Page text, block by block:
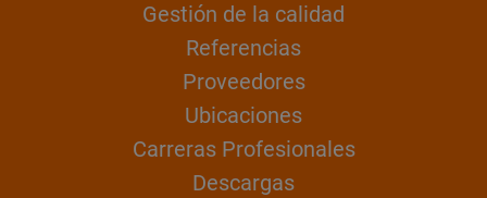
Gestión de la calidad
Referencias
Proveedores
Ubicaciones
Carreras Profesionales
Descargas